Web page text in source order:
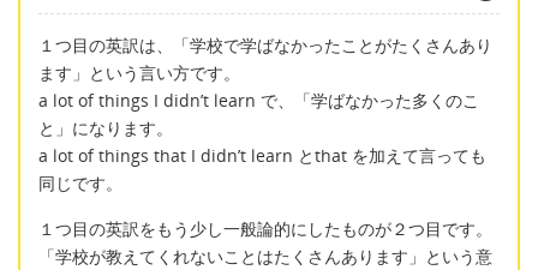
１つ目の英訳は、「学校で学ばなかったことがたくさんあり
ます」という言い方です。
a lot of things I didn’t learn で、「学ばなかった多くのこ
と」になります。
a lot of things that I didn’t learn とthat を加えて言っても
同じです。
１つ目の英訳をもう少し一般論的にしたものが２つ目です。
「学校が教えてくれないことはたくさんあります」という意